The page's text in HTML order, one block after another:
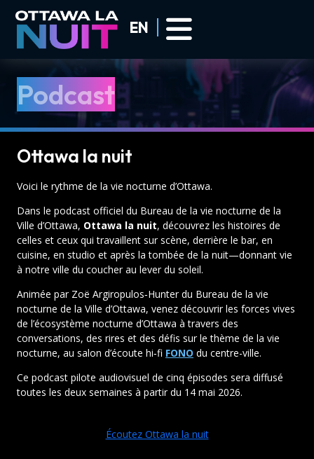
EN
Podcast
Podcast
Ottawa la nuit
Voici le rythme de la vie nocturne d’Ottawa.
Dans le podcast officiel du Bureau de la vie nocturne de la
Ville d’Ottawa, Ottawa la nuit, découvrez les histoires de
celles et ceux qui travaillent sur scène, derrière le bar, en
cuisine, en studio et après la tombée de la nuit—donnant vie
à notre ville du coucher au lever du soleil.
Animée par Zoë Argiropulos‑Hunter du Bureau de la vie
nocturne de la Ville d’Ottawa, venez découvrir les forces vives
de l’écosystème nocturne d’Ottawa à travers des
conversations, des rires et des défis sur le thème de la vie
nocturne, au salon d’écoute hi‑fi FONO du centre-ville.
Ce podcast pilote audiovisuel de cinq épisodes sera diffusé
toutes les deux semaines à partir du 14 mai 2026.
Écoutez Ottawa la nuit